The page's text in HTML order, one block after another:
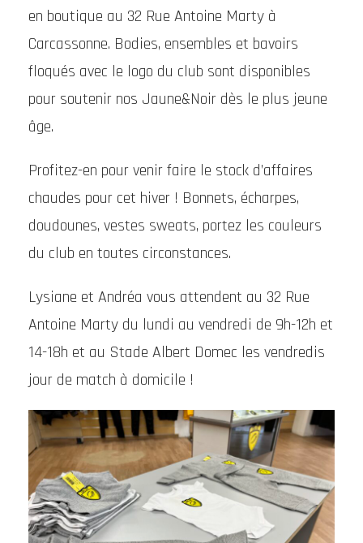
en boutique au 32 Rue Antoine Marty à
Carcassonne. Bodies, ensembles et bavoirs
floqués avec le logo du club sont disponibles
pour soutenir nos Jaune&Noir dès le plus jeune
âge.
Profitez-en pour venir faire le stock d’affaires
chaudes pour cet hiver ! Bonnets, écharpes,
doudounes, vestes sweats, portez les couleurs
du club en toutes circonstances.
Lysiane et Andréa vous attendent au 32 Rue
Antoine Marty du lundi au vendredi de 9h-12h et
14-18h et au Stade Albert Domec les vendredis
jour de match à domicile !